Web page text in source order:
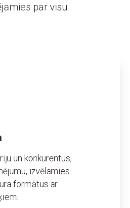
par visu
un konkurentus,
izvēlamies
formātus ar